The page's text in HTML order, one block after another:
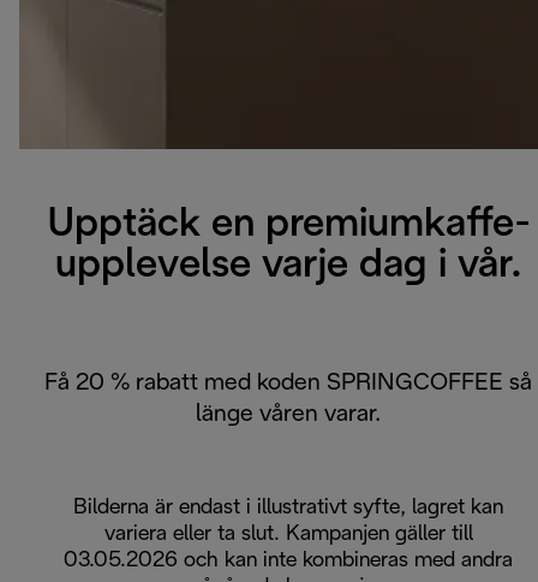
Upptäck en premiumkaffe-
upplevelse varje dag i vår.
Få 20 % rabatt med koden SPRINGCOFFEE så
länge våren varar.
Bilderna är endast i illustrativt syfte, lagret kan
variera eller ta slut. Kampanjen gäller till
03.05.2026 och kan inte kombineras med andra